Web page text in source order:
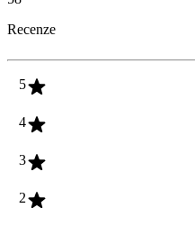
Recenze
5
4
3
2